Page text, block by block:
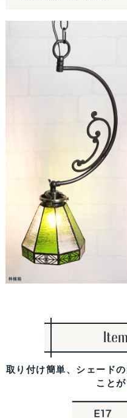
取り付け簡単、シェード
ことが